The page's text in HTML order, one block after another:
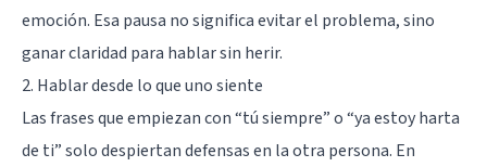
emoción. Esa pausa no significa evitar el problema, sino
ganar claridad para hablar sin herir.
2. Hablar desde lo que uno siente
Las frases que empiezan con “tú siempre” o “ya estoy harta
de ti” solo despiertan defensas en la otra persona. En